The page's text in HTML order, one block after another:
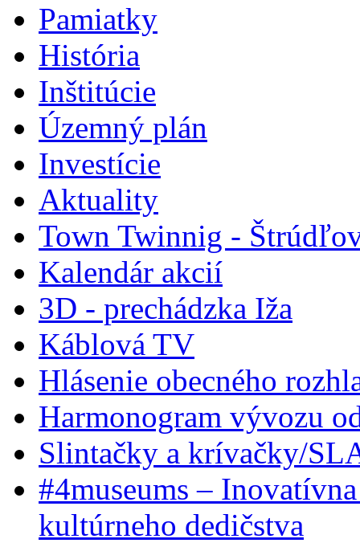
Pamiatky
História
Inštitúcie
Územný plán
Investície
Aktuality
Town Twinnig -
Kalendár akcií
3D - prechádzka Iža
Káblová TV
Hlásenie obecného
Harmonogram vývozu
Slintačky a krívačky/
#4museums –
kultúrneho dedičstva